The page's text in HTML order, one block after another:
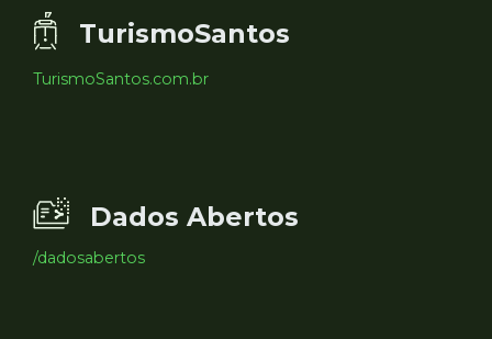
TurismoSantos
TurismoSantos.com.br
Dados Abertos
/dadosabertos